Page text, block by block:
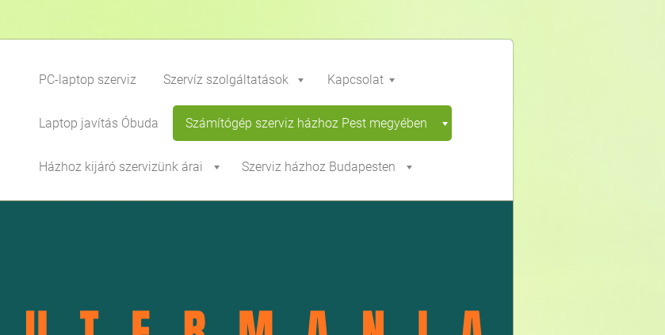
PC-laptop szerviz Szervíz szolgáltatások Kapcsolat
Laptop javítás Óbuda Számítógép szerviz házhoz Pest megyében
Házhoz kijáró szervizünk árai Szerviz házhoz Budapesten